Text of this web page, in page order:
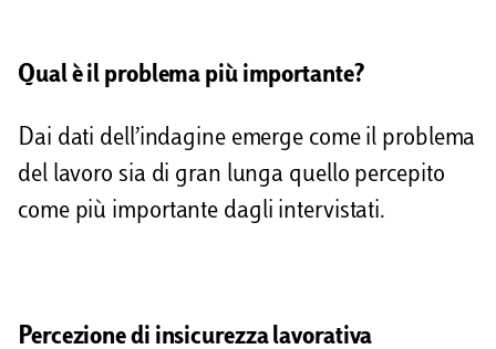
v
i
d
Qual è il problema più importante?
Dai dati dell’indagine emerge come il problema
del lavoro sia di gran lunga quello percepito
come più importante dagli intervistati.
Percezione di insicurezza lavorativa